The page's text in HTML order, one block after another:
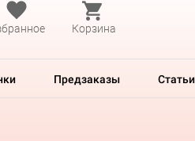
Корзина
Предзаказы Статьи